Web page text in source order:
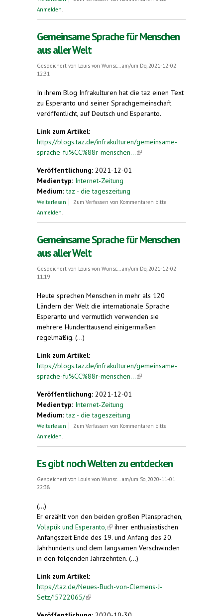
Anmelden
Gemeinsame Sprache für Menschen
aus aller Welt
Gespeichert von Louis von Wunsc...
am/um Do, 2021-12-02
12:31
In ihrem Blog Infrakulturen hat die taz einen Text
zu Esperanto und seiner Sprachgemeinschaft
veröffentlicht, auf Deutsch und Esperanto.
Link zum Artikel:
https://blogs.taz.de/infrakulturen/gemeinsame-
sprache-fu%CC%88r-menschen...(link is external)
Veröffentlichung: 2021-12-01
Medientyp: Internet-Zeitung
Medium:taz - die tageszeitung
Weiterlesen über Gemeinsame Sprache für Menschen aus
Zum Verfassen von Kommentaren bitte
Anmelden
Gemeinsame Sprache für Menschen
aus aller Welt
Gespeichert von Louis von Wunsc...
am/um Do, 2021-12-02
11:19
Heute sprechen Menschen in mehr als 120
Ländern der Welt die internationale Sprache
Esperanto und vermutlich verwenden sie
mehrere Hunderttausend einigermaßen
regelmäßig. (...)
Link zum Artikel:
https://blogs.taz.de/infrakulturen/gemeinsame-
sprache-fu%CC%88r-menschen...(link is external)
Veröffentlichung: 2021-12-01
Medientyp: Internet-Zeitung
Medium:taz - die tageszeitung
Weiterlesen über Gemeinsame Sprache für Menschen aus
Zum Verfassen von Kommentaren bitte
Anmelden
Es gibt noch Welten zu entdecken
Gespeichert von Louis von Wunsc...
am/um So, 2020-11-01
22:38
(...)
Er erzählt von den beiden großen Plansprachen,
Volapük und Esperanto, (link is external)
ihrer enthusiastischen
Anfangszeit Ende des 19. und Anfang des 20.
Jahrhunderts und dem langsamen Verschwinden
in den folgenden Jahrzehnten. (...)
Link zum Artikel:
https://taz.de/Neues-Buch-von-Clemens-J-
Setz/!5722065/(link is external)